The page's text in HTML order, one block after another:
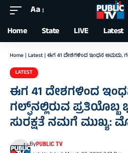
Font
Resizer
Aa
Home State LIVE Latest
Home | Latest | ಈಗ 41 ದೇಶಗಳಿಂದ ಇಂಧನ ಅಮದು, ಗಲ್ಫ್‌ನಲ್ಲಿರುವ
LATEST
ಈಗ 41 ದೇಶಗಳಿಂದ
ಗಲ್ಫ್‌ನಲ್ಲಿರುವ
ಸುರಕ್ಷತೆ ನಮಗೆ ಮುಖ್ಯ:
ByPUBLIC TV